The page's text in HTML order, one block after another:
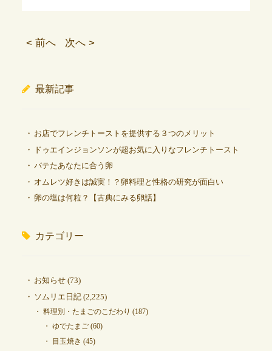
< 前へ 次へ >
最新記事
お店でフレンチトーストを提供する３つのメリット
ドゥエインジョンソンが超お気に入りなフレンチトースト
バテたあなたに合う卵
オムレツ好きは誠実！？卵料理と性格の研究が面白い
卵の塩は何粒？【古典にみる卵話】
カテゴリー
お知らせ(73)
ソムリエ日記(2,225)
料理別・たまごのこだわり (187)
ゆでたまご(60)
目玉焼き (45)